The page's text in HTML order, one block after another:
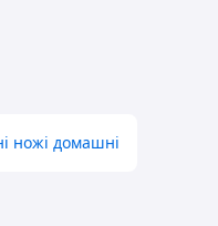
ножі домашні